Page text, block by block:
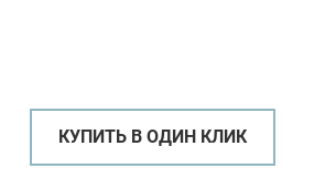
КУПИТЬ В ОДИН КЛИК